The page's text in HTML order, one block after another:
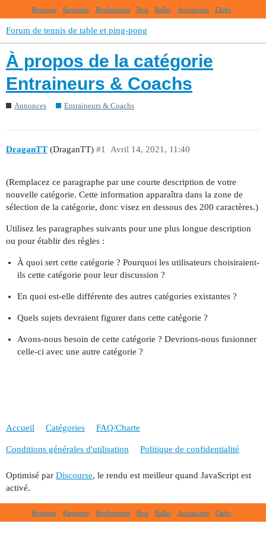
Boutique Raquettes Revêtements Bois Balles Accessoires Clubs
Forum de tennis de table et ping-pong
À propos de la catégorie
Entraineurs & Coachs
Annonces Entraineurs & Coachs
DraganTT (DraganTT) Avril 14, 2021, 11:40
#1
(Remplacez ce paragraphe par une courte description de votre
nouvelle catégorie. Cette information apparaîtra dans la zone de
sélection de la catégorie, donc visez en dessous des 200 caractères.)
Utilisez les paragraphes suivants pour une plus longue description
ou pour établir des règles :
À quoi sert cette catégorie ? Pourquoi les utilisateurs choisiraient-
ils cette catégorie pour leur discussion ?
En quoi est-elle différente des autres catégories existantes ?
Quels sujets devraient figurer dans cette catégorie ?
Avons-nous besoin de cette catégorie ? Devrions-nous fusionner
celle-ci avec une autre catégorie ?
Accueil Catégories FAQ/Charte
Conditions générales d'utilisation Politique de confidentialité
Optimisé par Discourse, le rendu est meilleur quand JavaScript est
activé.
Boutique Raquettes Revêtements Bois Balles Accessoires Clubs